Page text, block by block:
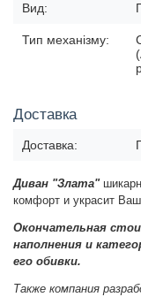
Вид:
Тип механізму:
Доставка
Доставка:
Диван "Злата"
комфорт и украсит
Окончательная
наполнения и
его обивки.
Также компания